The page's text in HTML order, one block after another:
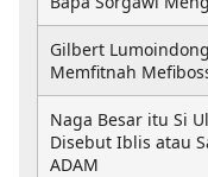
Gilbert
Memfitnah
Naga Besar itu Si
Disebut Iblis atau
ADAM